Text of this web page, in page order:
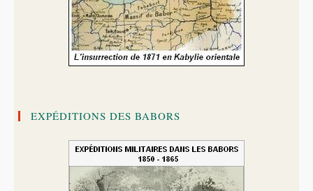
EXPÉDITIONS DES BABORS